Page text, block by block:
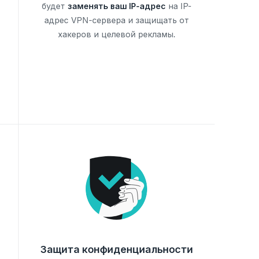
будет заменять ваш IP-адрес на IP-
адрес VPN-сервера и защищать от
хакеров и целевой рекламы.
Защита конфиденциальности